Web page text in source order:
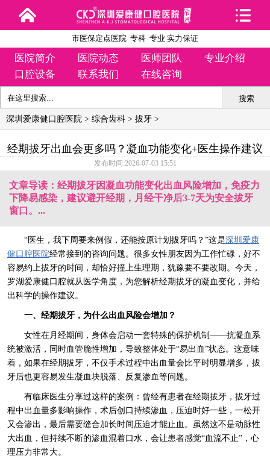
市医保定点医院 专科 专业 实力保证
医院简介 医院动态 医师团队
专业介绍
口腔设备
联系我们 在线咨询
搜索
深圳爱康健口腔医院 > 综合齿科 > 拔牙 >
经期拔牙出血会更多吗？凝血功能变化+医生操作建议
发布时间:2026-07-03 15:51
文章导读：经期拔牙因凝血功能变化出血风险增加，免疫力
下降易感染，建议避开经期，月经干净后3-7天为安全拔牙
窗口。...
“医生，我下周要来例假，还能按原计划拔牙吗？”这是深圳爱康
健口腔医院经常接到的咨询问题。很多女性朋友因为工作忙碌，好不
容易约上拔牙的时间，却恰好撞上生理期，犹豫要不要改期。今天，
罗湖爱康健口腔就从医学角度，为您解析经期拔牙的凝血变化，并给
出科学的操作建议。
一、经期拔牙，为什么出血风险会增加？
女性在月经期间，身体会启动一套特殊的保护机制——抗凝血系
统被激活，同时血管脆性增加，导致整体处于“易出血”状态。这意味
着，如果在经期拔牙，不仅手术过程中出血量会比平时明显增多，拔
牙后也更容易发生凝血块脱落、反复渗血等问题。
有临床医生分享过这样的案例：曾经有患者在经期拔牙，拔牙过
程中出血量多影响操作，术后创口持续渗血，压迫时好一些，一松开
又会渗出，最后需要缝合加长时间压迫才能止血。虽然这不是动脉性
大出血，但持续不断的渗血混着口水，会让患者感觉“血流不止”，心
理压力非常大。